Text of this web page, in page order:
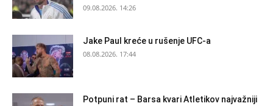
09.08.2026. 14:26
Jake Paul kreće u rušenje UFC-a
08.08.2026. 17:44
Potpuni rat – Barsa kvari Atletikov najvažniji